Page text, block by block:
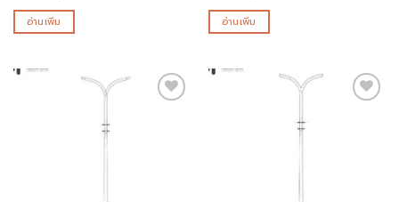
อ่านเพิ่ม อ่านเพิ่ม